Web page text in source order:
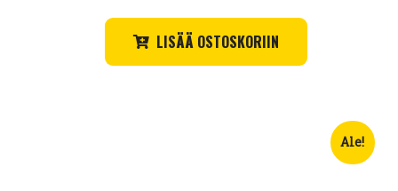
LISÄÄ OSTOSKORIIN
Ale!